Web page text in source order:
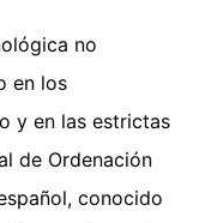
no
en los
y en las estrictas
de Ordenación
conocido